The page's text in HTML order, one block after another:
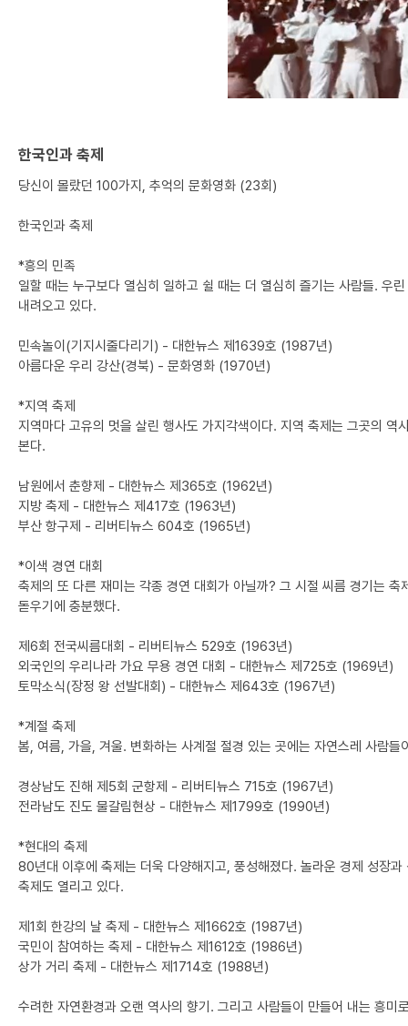
한국인과 축제
당신이 몰랐던 100가지, 추억의 문화영화 (23회)
한국인과 축제
*흥의 민족
일할 때는 누구보다 열심히 일하고 쉴 때는 더 열심히 즐기는 사람들. 우
내려오고 있다.
민속놀이(기지시줄다리기) - 대한뉴스 제1639호 (1987년)
아름다운 우리 강산(경북) - 문화영화 (1970년)
*지역 축제
지역마다 고유의 멋을 살린 행사도 가지각색이다. 지역 축제는 그곳의
본다.
남원에서 춘향제 - 대한뉴스 제365호 (1962년)
지방 축제 - 대한뉴스 제417호 (1963년)
부산 항구제 - 리버티뉴스 604호 (1965년)
*이색 경연 대회
축제의 또 다른 재미는 각종 경연 대회가 아닐까? 그 시절 씨름 경기는
돋우기에 충분했다.
제6회 전국씨름대회 - 리버티뉴스 529호 (1963년)
외국인의 우리나라 가요 무용 경연 대회 - 대한뉴스 제725호 (1969년)
토막소식(장정 왕 선발대회) - 대한뉴스 제643호 (1967년)
*계절 축제
봄, 여름, 가을, 겨울. 변화하는 사계절 절경 있는 곳에는 자연스레 사람
경상남도 진해 제5회 군항제 - 리버티뉴스 715호 (1967년)
전라남도 진도 물갈림현상 - 대한뉴스 제1799호 (1990년)
*현대의 축제
80년대 이후에 축제는 더욱 다양해지고, 풍성해졌다. 놀라운 경제 성장
축제도 열리고 있다.
제1회 한강의 날 축제 - 대한뉴스 제1662호 (1987년)
국민이 참여하는 축제 - 대한뉴스 제1612호 (1986년)
상가 거리 축제 - 대한뉴스 제1714호 (1988년)
수려한 자연환경과 오랜 역사의 향기. 그리고 사람들이 만들어 내는 흥